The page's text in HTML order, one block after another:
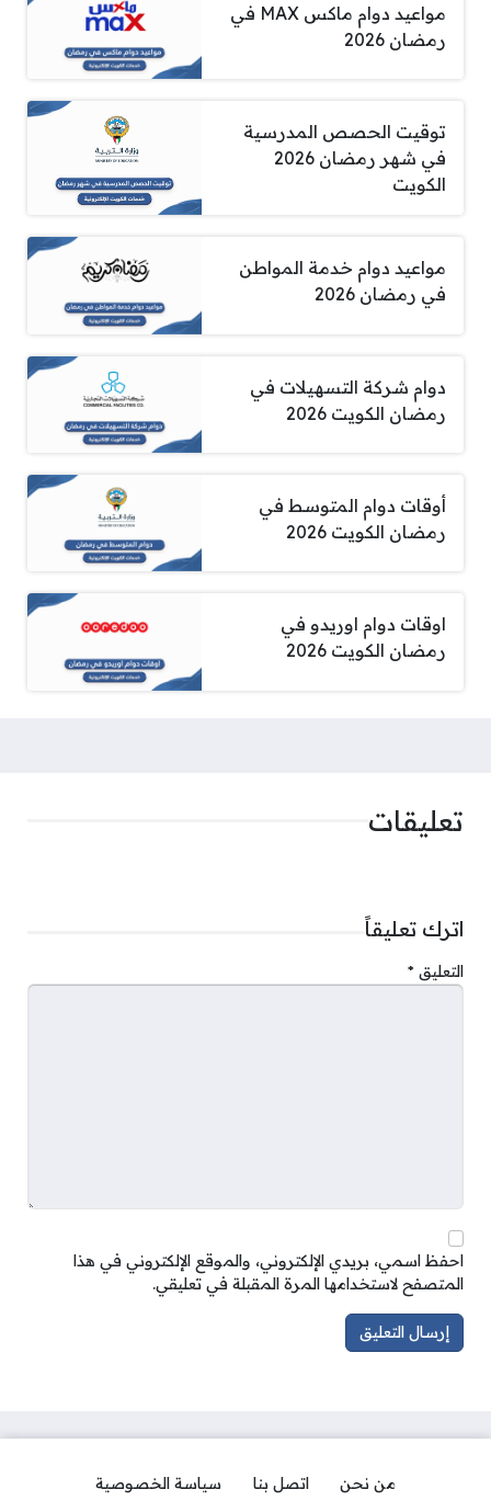
مواعيد دوام ماكس MAX في
رمضان 2026
توقيت الحصص المدرسية
في شهر رمضان 2026
الكويت
مواعيد دوام خدمة المواطن
في رمضان 2026
دوام شركة التسهيلات في
رمضان الكويت 2026
أوقات دوام المتوسط في
رمضان الكويت 2026
اوقات دوام اوريدو في
رمضان الكويت 2026
تعليقات
اترك تعليقاً
التعليق *
احفظ اسمي، بريدي الإلكتروني، والموقع الإلكتروني في هذا
المتصفح لاستخدامها المرة المقبلة في تعليقي.
من نحن اتصل بنا سياسة الخصوصية